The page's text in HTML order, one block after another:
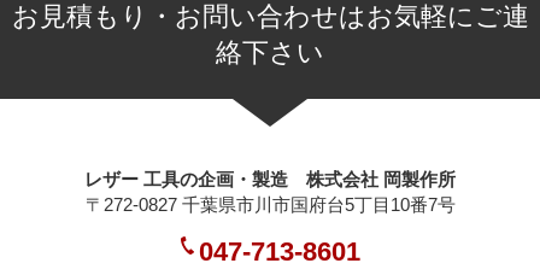
お見積もり・お問い合わせはお気軽にご連
絡下さい
レザー 工具の企画・製造 株式会社 岡製作所
〒272-0827 千葉県市川市国府台5丁目10番7号
047-713-8601